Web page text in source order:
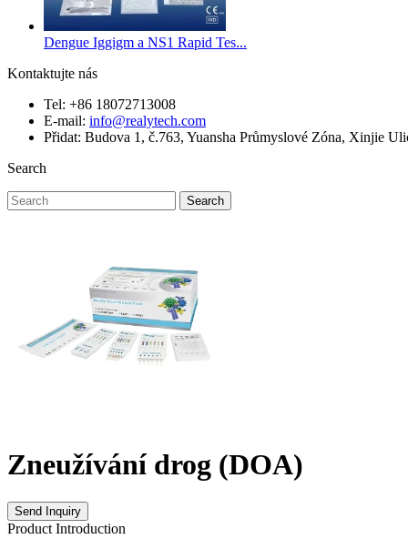
Dengue Iggigm a NS1 Rapid Tes...
Kontaktujte nás
Tel: +86 18072713008
E-mail: info@realytech.com
Přidat: Budova 1, č.763, Yuansha Průmyslové Zóna, Xinjie
Search
Search
Zneužívání drog (DOA)
Send Inquiry
Product Introduction